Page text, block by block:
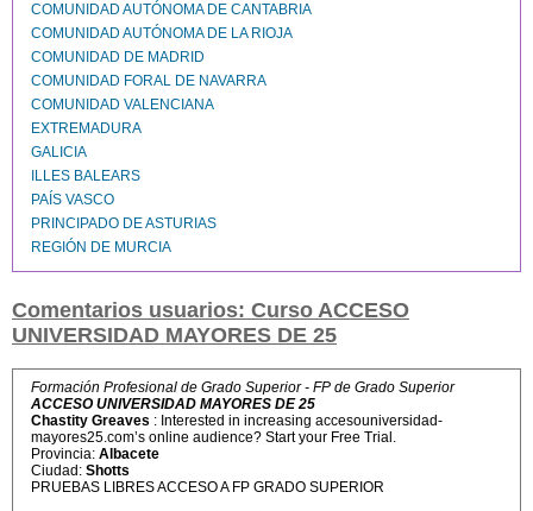
COMUNIDAD AUTÓNOMA DE CANTABRIA
COMUNIDAD AUTÓNOMA DE LA RIOJA
COMUNIDAD DE MADRID
COMUNIDAD FORAL DE NAVARRA
COMUNIDAD VALENCIANA
EXTREMADURA
GALICIA
ILLES BALEARS
PAÍS VASCO
PRINCIPADO DE ASTURIAS
REGIÓN DE MURCIA
Comentarios usuarios: Curso ACCESO
UNIVERSIDAD MAYORES DE 25
Formación Profesional de Grado Superior - FP de Grado Superior
ACCESO UNIVERSIDAD MAYORES DE 25
Chastity Greaves : Interested in increasing accesouniversidad-
mayores25.com’s online audience? Start your Free Trial.
Provincia: Albacete
Ciudad: Shotts
PRUEBAS LIBRES ACCESO A FP GRADO SUPERIOR